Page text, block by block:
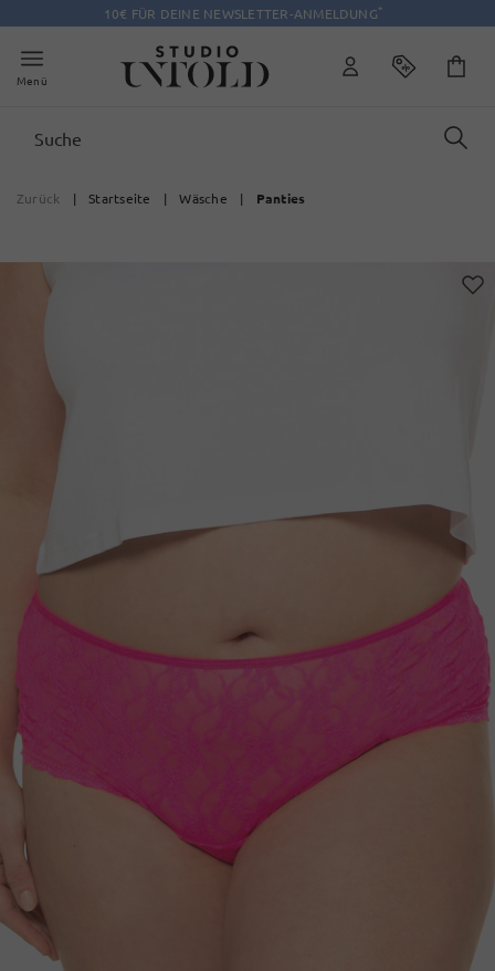
10€ FÜR DEINE NEWSLETTER-ANMELDUNG*
Menü
Zurück | Startseite | Wäsche | Panties